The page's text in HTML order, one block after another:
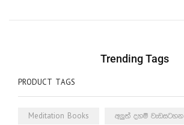
Trending Tags
PRODUCT TAGS
Meditation Books අලුත් දහම් වැඩසටහන